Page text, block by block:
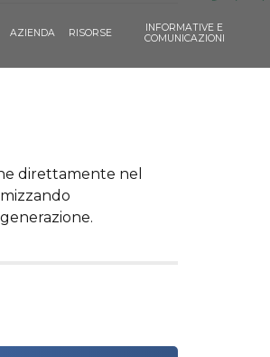
AZIENDA RISORSE
INFORMATIVE E
COMUNICAZIONI
direttamente nel